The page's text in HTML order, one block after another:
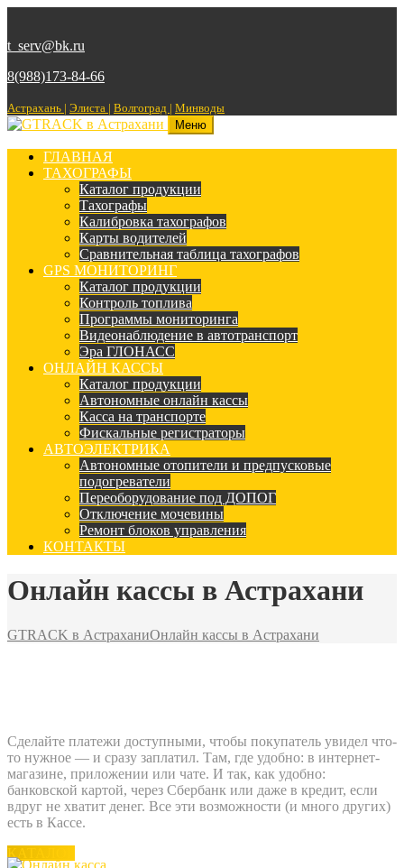
t_serv@bk.ru
8(988)173-84-66
Астрахань | Элиста | Волгоград | Минводы
Меню
ГЛАВНАЯ
ТАХОГРАФЫ
Каталог продукции
Тахографы
Калибровка тахографов
Карты водителей
Сравнительная таблица тахографов
GPS МОНИТОРИНГ
Каталог продукции
Контроль топлива
Программы мониторинга
Видеонаблюдение в автотранспорт
Эра ГЛОНАСС
ОНЛАЙН КАССЫ
Каталог продукции
Автономные онлайн кассы
Касса на транспорте
Фискальные регистраторы
АВТОЭЛЕКТРИКА
Автономные отопители и предпусковые
подогреватели
Переоборудование под ДОПОГ
Отключение мочевины
Ремонт блоков управления
КОНТАКТЫ
Онлайн кассы в Астрахани
GTRACK в АстраханиОнлайн кассы в Астрахани
Сделайте платежи доступными, чтобы покупатель увидел что-
то нужное — и сразу заплатил. Там, где удобно: в интернет-
магазине, приложении или чате. И так, как удобно:
банковской картой, через Сбербанк или даже в кредит, если
вдруг не хватит денег. Все эти возможности (и много других)
есть в Кассе.